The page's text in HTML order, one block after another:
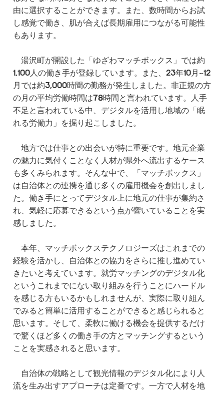
由に選択することができます。また、数時間からお試
し感覚で働き、肌が合えば長期雇用につながる可能性
もあります。
湯沢町が開設した「ゆざわマッチボックス」では約
1,100人の働き手が登録しています。また、23年10月~12
月では約3,000時間の勤務が発生しました。非正規の方
の月の平均労働時間は78時間と言われています。人手
不足と言われている中、デジタルを活用し地域の「眠
れる労働力」を掘り起こしました。
地方では仕事との出会いが特に重要です。地元企業
の魅力に気付くことなく人材が県外へ流出するケース
も多くみられます。そんな中で、「マッチボックス」
は自治体との連携を通じ多くの雇用機会を創出しまし
た。働き手にとってデジタル上に地元の仕事が集約さ
れ、気軽に応募できるという点が響いていることを実
感しました。
本年、マッチボックステクノロジーズはこれまでの
経験を活かし、自治体との協力をさらに推し進めてい
きたいと考えています。就労マッチングのデジタル化
というこれまでにない取り組みを行うことにハードル
を感じる方もいるかもしれませんが、実際に取り組ん
でみると簡単に活用することができると感じられると
思います。そして、柔軟に働ける機会を提供するだけ
で驚くほど多くの働き手の方とマッチングするという
ことを実感されると思います。
自治体の戦略として観光情報のデジタル化により人
流を生み出すアプローチは定番です。一方で人材を地